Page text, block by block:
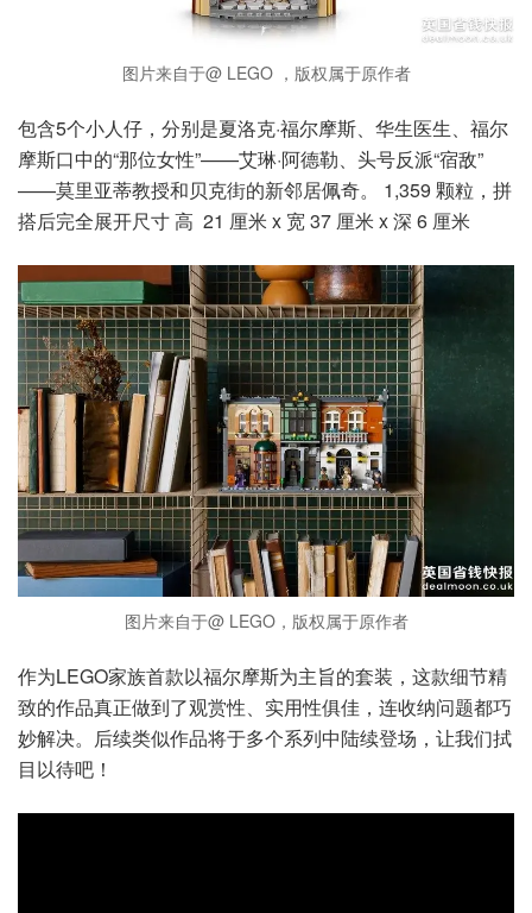
图片来自于@ LEGO ，版权属于原作者
包含5个小人仔，分别是夏洛克·福尔摩斯、华生医生、福尔
摩斯口中的“那位女性”——艾琳·阿德勒、头号反派“宿敌”
——莫里亚蒂教授和贝克街的新邻居佩奇。 1,359 颗粒，拼
搭后完全展开尺寸 高 21 厘米 x 宽 37 厘米 x 深 6 厘米
图片来自于@ LEGO，版权属于原作者
作为LEGO家族首款以福尔摩斯为主旨的套装，这款细节精
致的作品真正做到了观赏性、实用性俱佳，连收纳问题都巧
妙解决。后续类似作品将于多个系列中陆续登场，让我们拭
目以待吧！